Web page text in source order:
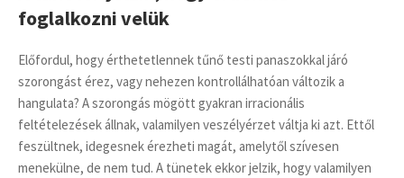
foglalkozni velük
Előfordul, hogy érthetetlennek tűnő testi panaszokkal járó
szorongást érez, vagy nehezen kontrollálhatóan változik a
hangulata? A szorongás mögött gyakran irracionális
feltételezések állnak, valamilyen veszélyérzet váltja ki azt. Ettől
feszültnek, idegesnek érezheti magát, amelytől szívesen
menekülne, de nem tud. A tünetek ekkor jelzik, hogy valamilyen